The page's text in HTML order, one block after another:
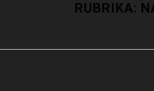
RUBRIKA: